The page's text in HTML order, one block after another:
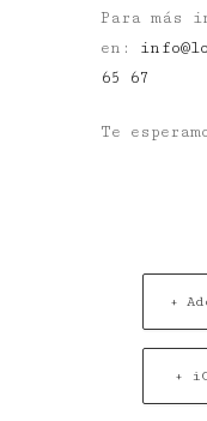
Para más
en:
65 67
Te
+
+